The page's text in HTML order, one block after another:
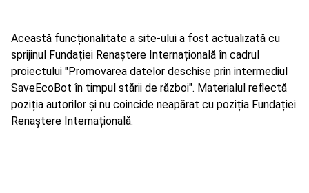
Această funcționalitate a site-ului a fost actualizată cu
sprijinul Fundației Renaștere Internațională în cadrul
proiectului "Promovarea datelor deschise prin intermediul
SaveEcoBot în timpul stării de război". Materialul reflectă
poziția autorilor și nu coincide neapărat cu poziția Fundației
Renaștere Internațională.